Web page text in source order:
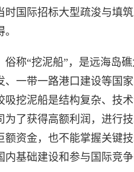
时国际招标大型疏浚与填
称“挖泥船”，是远海岛
、一带一路港口建设等国
吸挖泥船是结构复杂、技
为了获得高额利润，进行
额资金，也不能掌握关键
内基础建设和参与国际竞